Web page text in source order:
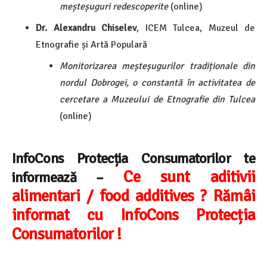
meșteșuguri redescoperite(online)
Dr. Alexandru Chiselev, ICEM Tulcea, Muzeul de
Etnografie și Artă Populară
Monitorizarea meșteșugurilor tradiționale din
nordul Dobrogei, o constantă în activitatea de
cercetare a Muzeului de Etnografie din Tulcea
(online)
InfoCons Protecția Consumatorilor te
informează – Ce sunt aditivii
alimentari / food additives ? Rămâi
informat cu InfoCons Protecția
Consumatorilor !